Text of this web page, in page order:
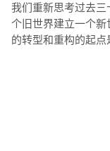
我们重新思考过去
个旧世界建立一个
的转型和重构的起点